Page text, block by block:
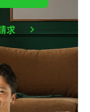
求